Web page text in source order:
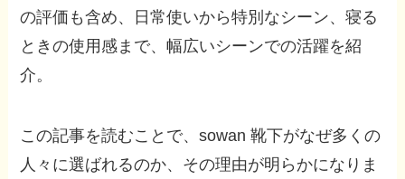
の評価も含め、日常使いから特別なシーン、寝る
ときの使用感まで、幅広いシーンでの活躍を紹
介。
この記事を読むことで、sowan 靴下がなぜ多くの
人々に選ばれるのか、その理由が明らかになりま